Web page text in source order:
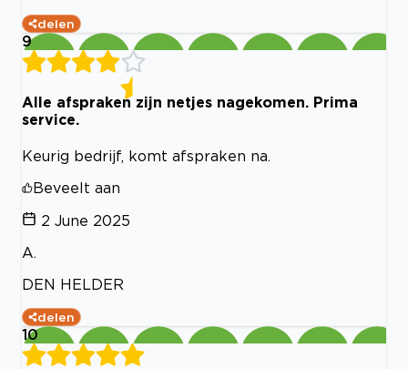
delen
9
Alle afspraken zijn netjes nagekomen. Prima
service.
Keurig bedrijf, komt afspraken na.
Beveelt aan
2 June 2025
A.
DEN HELDER
delen
10